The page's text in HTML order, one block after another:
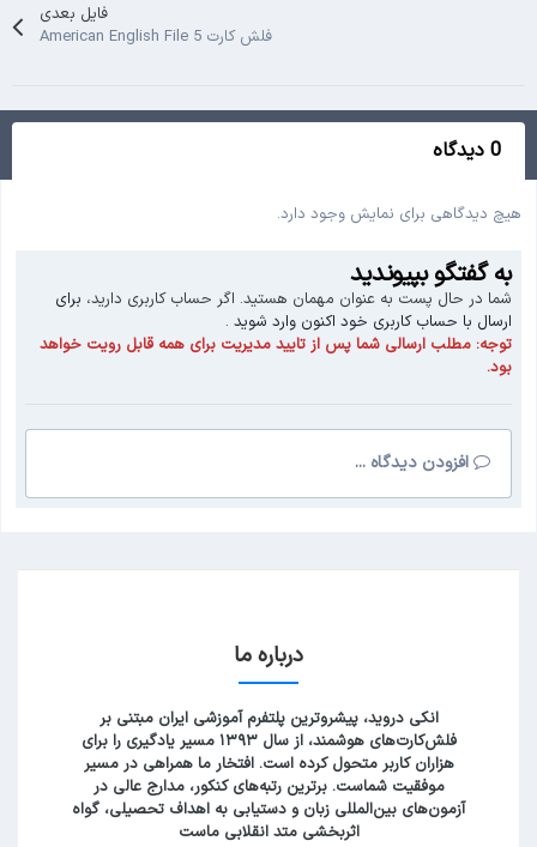
فایل بعدی
فلش کارت American English File 5
0 دیدگاه
هیچ دیدگاهی برای نمایش وجود دارد.
به گفتگو بپیوندید
شما در حال پست به عنوان مهمان هستید. اگر حساب کاربری دارید، برای
ارسال با حساب کاربری خود اکنون وارد شوید .
توجه: مطلب ارسالی شما پس از تایید مدیریت برای همه قابل رویت خواهد
بود.
افزودن دیدگاه ...
درباره ما
انکی دروید، پیشروترین پلتفرم آموزشی ایران مبتنی بر
فلش‌کارت‌های هوشمند، از سال ۱۳۹۳ مسیر یادگیری را برای
هزاران کاربر متحول کرده است. افتخار ما همراهی در مسیر
موفقیت شماست. برترین رتبه‌های کنکور، مدارج عالی در
آزمون‌های بین‌المللی زبان و دستیابی به اهداف تحصیلی، گواه
اثربخشی متد انقلابی ماست